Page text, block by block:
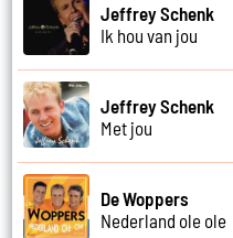
Jeffrey Schenk
Ik hou van jou
Jeffrey Schenk
Met jou
De Woppers
Nederland ole ole